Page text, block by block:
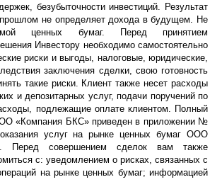
безубыточности инвестиций. Результат
прошлом не определяет дохода в будущем. Не
ценных бумаг. Перед принятием
Инвестору необходимо самостоятельно
риски и выгоды, налоговые, юридические,
заключения сделки, свою готовность
такие риски. Клиент также несет расходы
и депозитарных услуг, подачи поручений по
подлежащие оплате клиентом. Полный
«Компания БКС» приведен в приложении №
услуг на рынке ценных бумаг ООО
Перед совершением сделок вам также
с: уведомлением о рисках, связанных с
на рынке ценных бумаг; информацией